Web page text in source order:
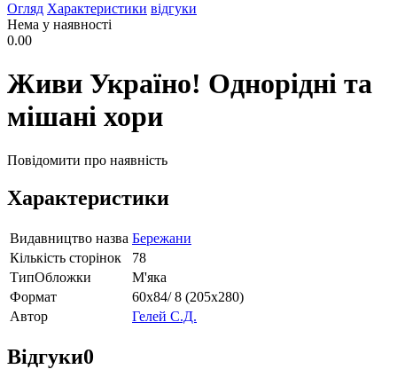
Огляд Характеристики відгуки
Нема у наявності
0.00
Живи Україно! Однорідні та
мішані хори
Повідомити про наявність
Характеристики
Видавництво назва Бережани
Кількість сторінок
78
ТипОбложки
М'яка
Формат
60х84/ 8 (205х280)
Автор
Гелей С.Д.
Відгуки0